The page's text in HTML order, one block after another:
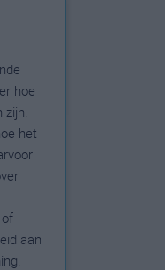
hoe
zijn.
het
aan